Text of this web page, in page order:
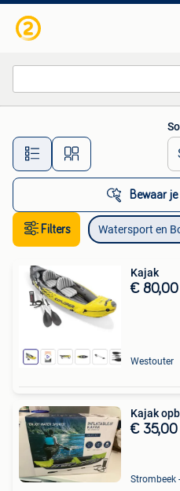
Alle
Bewaar
Filters Watersport en
Kajak
€ 80,00
Westouter
Kajak
€ 35,00
Strombeek